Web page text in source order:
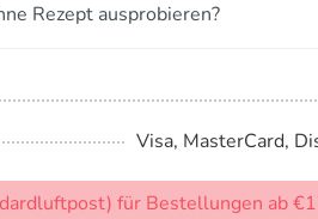
Rezept ausprobieren?
Visa, MasterCard,
für Bestellungen ab